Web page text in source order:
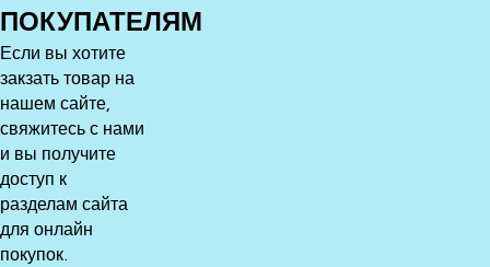
ПОКУПАТЕЛЯМ
Если вы хотите
закзать товар на
нашем сайте,
свяжитесь с нами
и вы получите
доступ к
разделам сайта
для онлайн
покупок.